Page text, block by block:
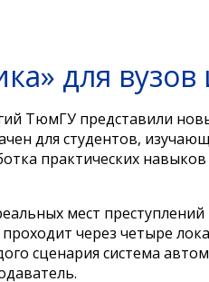
для
ТюмГУ представили
для студентов,
практических
мест
через четыре
сценария система